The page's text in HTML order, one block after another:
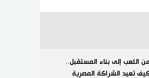
Русский
الياباني
من اللعب إلى بناء المستقبل..
تعيد الشراكة المصرية